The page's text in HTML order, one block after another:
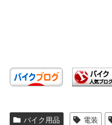
バイク用品 電装